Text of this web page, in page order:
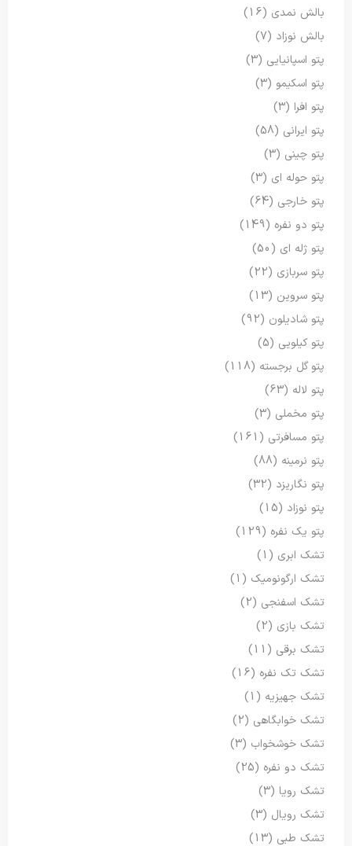
بالش نمدی (16)
بالش نوزاد (7)
پتو اسپانیایی (3)
پتو اسکیمو (3)
پتو افرا (3)
پتو ایرانی (58)
پتو چینی (3)
پتو حوله ای (3)
پتو خارجی (64)
پتو دو نفره (149)
پتو ژله ای (50)
پتو سربازی (22)
پتو سروین (13)
پتو شادیلون (92)
پتو کیلویی (5)
پتو گل برجسته (118)
پتو لاله (63)
پتو مخملی (3)
پتو مسافرتی (161)
پتو نرمینه (88)
پتو نگاریزد (32)
پتو نوزاد (15)
پتو یک نفره (129)
تشک ابری (1)
تشک ارگونومیک (1)
تشک اسفنجی (2)
تشک بازی (2)
تشک برقی (11)
تشک تک نفره (16)
تشک جهیزیه (1)
تشک خوابگاهی (2)
تشک خوشخواب (3)
تشک دو نفره (25)
تشک رویا (3)
تشک رویال (3)
تشک طبی (13)